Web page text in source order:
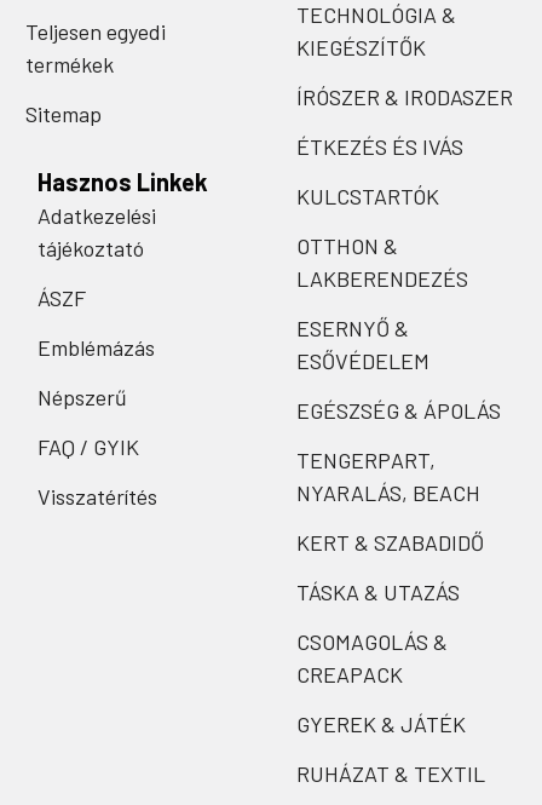
Teljesen egyedi
termékek
Sitemap
Hasznos Linkek
Adatkezelési
tájékoztató
ÁSZF
Emblémázás
Népszerű
FAQ / GYIK
Visszatérítés
TECHNOLÓGIA &
KIEGÉSZÍTŐK
ÍRÓSZER & IRODASZER
ÉTKEZÉS ÉS IVÁS
KULCSTARTÓK
OTTHON &
LAKBERENDEZÉS
ESERNYŐ &
ESŐVÉDELEM
EGÉSZSÉG & ÁPOLÁS
TENGERPART,
NYARALÁS, BEACH
KERT & SZABADIDŐ
TÁSKA & UTAZÁS
CSOMAGOLÁS &
CREAPACK
GYEREK & JÁTÉK
RUHÁZAT & TEXTIL